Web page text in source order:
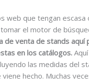
que tengan escasa
el motor de
de venta de stands
en los catálogos.
las medidas del
hecho. Muchas